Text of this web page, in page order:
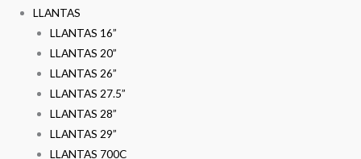
LLANTAS
LLANTAS 16”
LLANTAS 20”
LLANTAS 26”
LLANTAS 27.5”
LLANTAS 28”
LLANTAS 29”
LLANTAS 700C